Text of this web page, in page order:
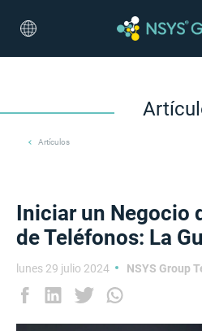
Artículos
Iniciar un Negocio
de Teléfonos: La
lunes 29 julio 2024 NSYS Group